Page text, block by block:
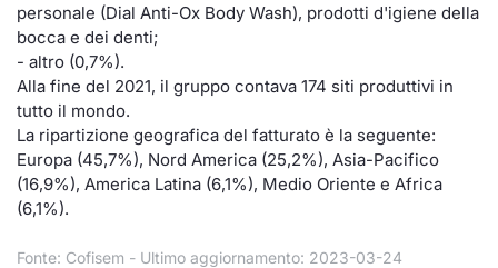
personale (Dial Anti-Ox Body Wash), prodotti d'igiene della
bocca e dei denti;
- altro (0,7%).
Alla fine del 2021, il gruppo contava 174 siti produttivi in
tutto il mondo.
La ripartizione geografica del fatturato è la seguente:
Europa (45,7%), Nord America (25,2%), Asia-Pacifico
(16,9%), America Latina (6,1%), Medio Oriente e Africa
(6,1%).
Fonte: Cofisem - Ultimo aggiornamento: 2023-03-24
MiFID 2
Opzioni
Opzioni
Spread